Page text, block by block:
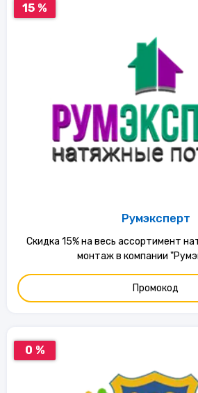
15 %
Румэксперт
Скидка 15% на весь ассортимент
монтаж в компании
Промокод
0 %